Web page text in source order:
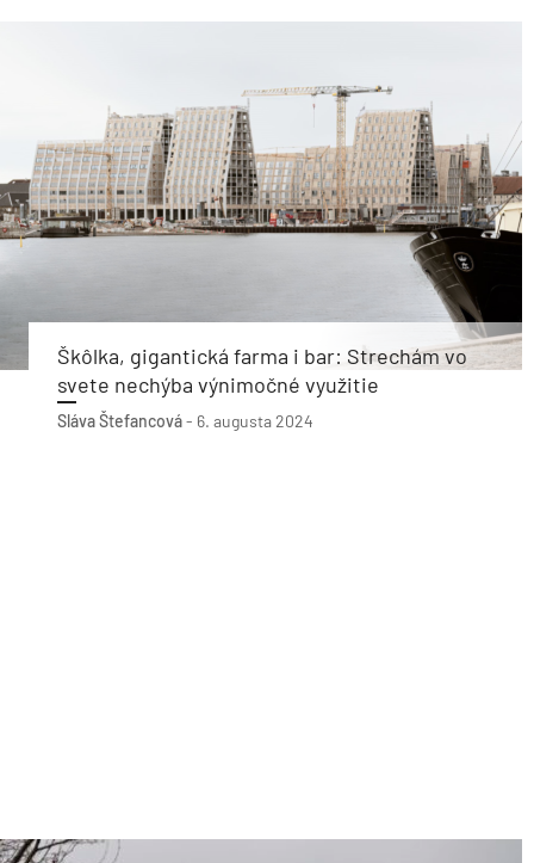
Škôlka, gigantická farma i bar: Strechám vo
svete nechýba výnimočné využitie
Sláva Štefancová- 6. augusta 2024